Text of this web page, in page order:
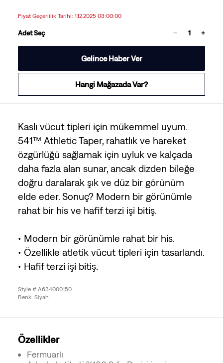
Fiyat Geçerlilik Tarihi: 1.12.2025 03:00:00
Adet Seç
Gelince Haber Ver
Hangi Mağazada Var?
Kaslı vücut tipleri için mükemmel uyum.
541™ Athletic Taper, rahatlık ve hareket
özgürlüğü sağlamak için uyluk ve kalçada
daha fazla alan sunar, ancak dizden bileğe
doğru daralarak şık ve düz bir görünüm
elde eder. Sonuç? Modern bir görünümle
rahat bir his ve hafif terzi işi bitiş.
• Modern bir görünümle rahat bir his.
• Özellikle atletik vücut tipleri için tasarlandı.
• Hafif terzi işi bitiş.
Style # A634000150
Renk: Siyah
Özellikler
Fermuarlı